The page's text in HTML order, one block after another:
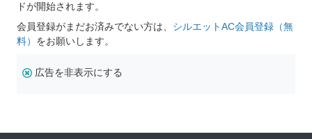
ドが開始されます。
会員登録がまだお済みでない方は、 シルエットAC会員登録（無
料） をお願いします。
広告を非表示にする